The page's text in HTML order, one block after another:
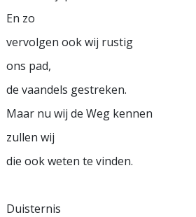
En zo
vervolgen ook wij rustig
ons pad,
de vaandels gestreken.
Maar nu wij de Weg kennen
zullen wij
die ook weten te vinden.
Duisternis